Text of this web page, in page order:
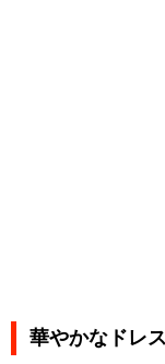
華やかなドレ